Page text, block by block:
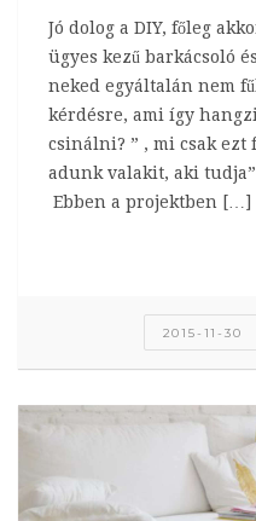
Jó dolog a DIY, főleg
ügyes kezű barkácsoló
neked egyáltalán nem
kérdésre, ami így
csinálni? ” , mi csak
adunk valakit, aki tudja”
Ebben a projektben […]
2015-11-30